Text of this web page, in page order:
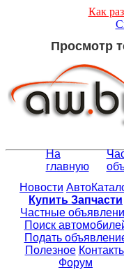
Как
Просмотр
На
главную
Новости
Купить Запчасти
Частные
Поиск
Подать
Полезное
Форум